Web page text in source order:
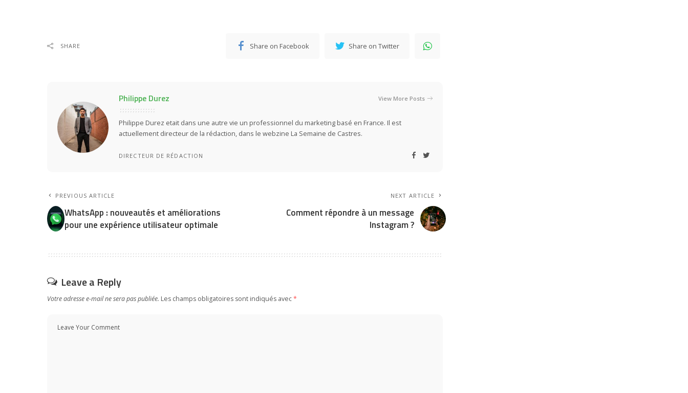
SHARE Share on Facebook Share on Twitter
Philippe Durez View More Posts
Philippe Durez etait dans une autre vie un professionnel du marketing basé en France. Il est
actuellement directeur de la rédaction, dans le webzine La Semaine de Castres.
DIRECTEUR DE RÉDACTION
PREVIOUS ARTICLE
WhatsApp : nouveautés et améliorations
pour une expérience utilisateur optimale
NEXT ARTICLE
Comment répondre à un message
Instagram ?
Leave a Reply
Votre adresse e-mail ne sera pas publiée. Les champs obligatoires sont indiqués avec*